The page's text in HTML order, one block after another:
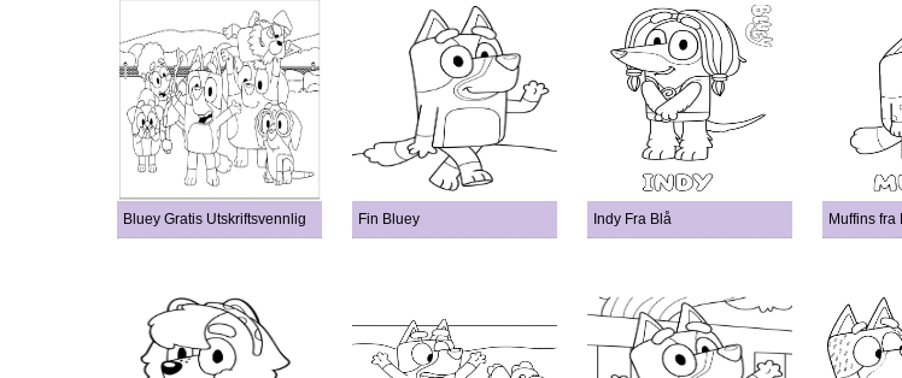
Bluey Gratis Utskriftsvennlig Fin Bluey Indy Fra Blå Muffins fra